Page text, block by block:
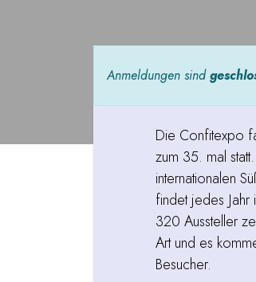
Anmeldungen sind
Die Confitexpo
zum 35. mal
internationalen
findet jedes Jahr
320 Aussteller
Art und es
Besucher.